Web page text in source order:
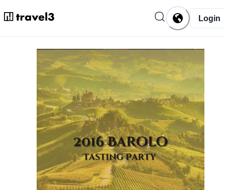
Login